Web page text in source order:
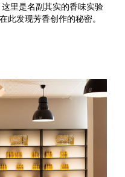
里是名副其实的香味实验
此发现芳香创作的秘密。